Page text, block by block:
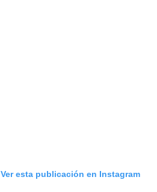
Ver esta publicación en Instagram